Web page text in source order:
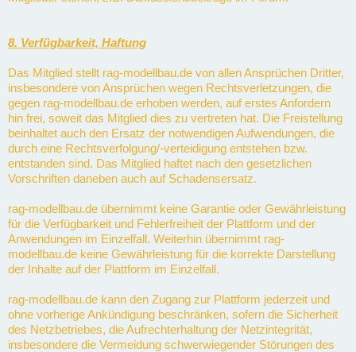
8. Verfügbarkeit, Haftung
Das Mitglied stellt rag-modellbau.de von allen Ansprüchen Dritter,
insbesondere von Ansprüchen wegen Rechtsverletzungen, die
gegen rag-modellbau.de erhoben werden, auf erstes Anfordern
hin frei, soweit das Mitglied dies zu vertreten hat. Die Freistellung
beinhaltet auch den Ersatz der notwendigen Aufwendungen, die
durch eine Rechtsverfolgung/-verteidigung entstehen bzw.
entstanden sind. Das Mitglied haftet nach den gesetzlichen
Vorschriften daneben auch auf Schadensersatz.
rag-modellbau.de übernimmt keine Garantie oder Gewährleistung
für die Verfügbarkeit und Fehlerfreiheit der Plattform und der
Anwendungen im Einzelfall. Weiterhin übernimmt rag-
modellbau.de keine Gewährleistung für die korrekte Darstellung
der Inhalte auf der Plattform im Einzelfall.
rag-modellbau.de kann den Zugang zur Plattform jederzeit und
ohne vorherige Ankündigung beschränken, sofern die Sicherheit
des Netzbetriebes, die Aufrechterhaltung der Netzintegrität,
insbesondere die Vermeidung schwerwiegender Störungen des